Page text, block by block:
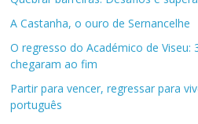
A Castanha, o ouro de Sernancelhe
O regresso do Académico de Viseu:
chegaram ao fim
Partir para vencer, regressar para
português